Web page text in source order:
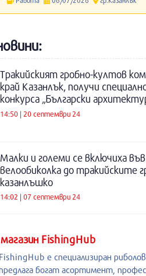
Тракийският гробно-култов
край Казанлък, получи
конкурса „Български
14:50 | 20 септември 24
Малки и големи се включиха
велообиколка до тракийските
казанлъшко
14:02 | 07 септември 24
FishingHub
FishingHub е специализиран
богат асортимент,